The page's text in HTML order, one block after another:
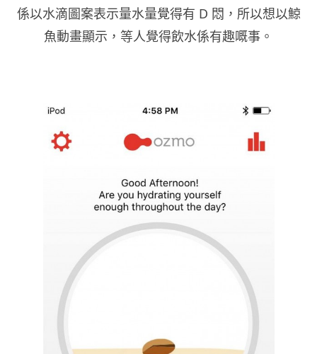
係以水滴圖案表示量水量覺得有 D 悶，所以想以鯨
魚動畫顯示，等人覺得飲水係有趣嘅事。